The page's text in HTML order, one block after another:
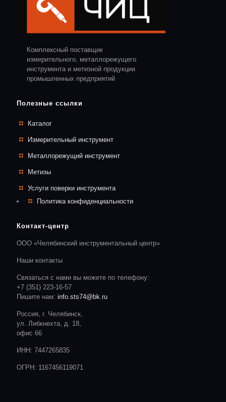
Комплексный поставщик
измерительного, металлорежущего
инструмента и метизной продукции
промышленных предприятий
Полезные ссылки
Каталог
Измерительный инструмент
Металлорежущий инструмент
Метизы
Услуги поверки инструмента
Политика конфиденциальности
Контакт-центр
ООО «Челябинский инструментальный центр»
Наши контакты
Связаться с нами вы можете по телефону:
+7 (351) 223-16-57
Пишите нам: info.sts74@bk.ru
Россия, г. Челябинск,
ул. Либкнехта, д. 18,
офис 66
ИНН: 7447265835
ОГРН: 1167456119071